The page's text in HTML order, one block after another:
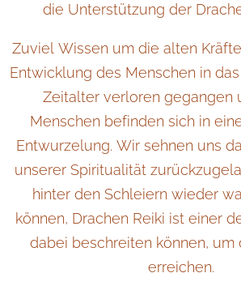
die Unterstützung der
Zuviel Wissen um die alten
Entwicklung des Menschen in
Zeitalter verloren gegangen
Menschen befinden sich in
Entwurzelung. Wir sehnen uns
unserer Spiritualität
hinter den Schleiern wieder
können, Drachen Reiki ist einer
dabei beschreiten können, um
erreichen.